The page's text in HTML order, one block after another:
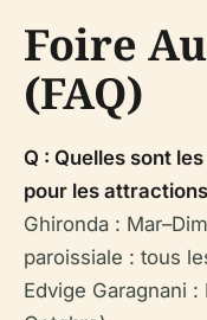
Foire
(FAQ)
Q : Quelles sont
pour les
Ghironda :
paroissiale : tous
Edvige Garagnani